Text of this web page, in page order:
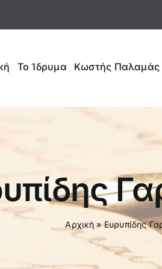
Το Ίδρυμα Κωστής Παλαμάς
Αρχική»Ευρυπίδης